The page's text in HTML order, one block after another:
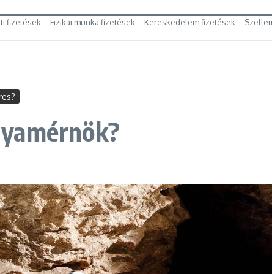
fizetések Fizikai munka fizetések Kereskedelem fizetések